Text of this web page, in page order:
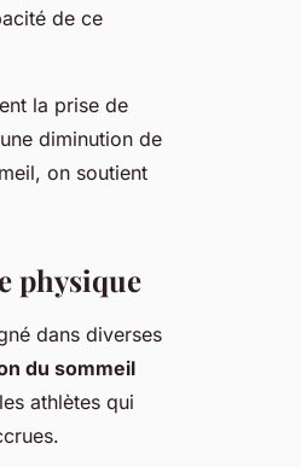
de ce
la prise de
diminution de
on soutient
physique
dans diverses
du sommeil
athlètes qui